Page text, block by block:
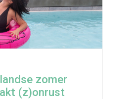
zomer
(z)onrust